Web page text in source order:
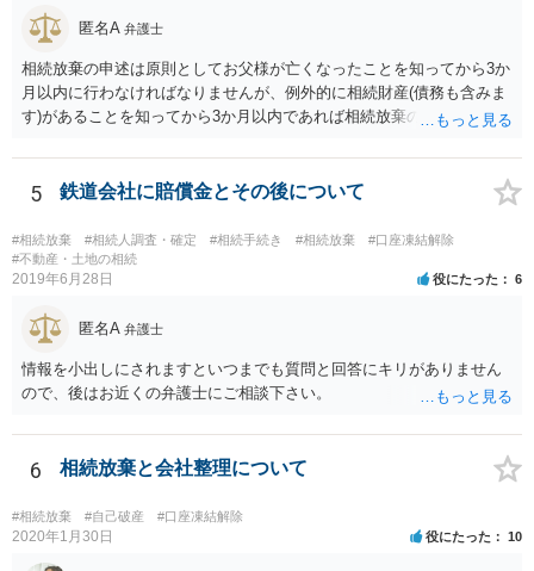
匿名A 弁護士
相続放棄の申述は原則としてお父様が亡くなったことを知ってから3か
月以内に行わなければなりませんが、例外的に相続財産(債務も含みま
す)があることを知ってから3か月以内であれば相続放棄の申述が認め
したら、早急に家裁に行って相続放棄の申述をしたい旨告げて必要な
書類を提出されることをおすすめいたします。 なお、お父様の債務が
他にもあるかもしれないというリスクを考えますと、相続放棄の申述
にあたっては、法テラスの無料相談等を利用して弁護士に相談するこ
とも十分考えられるかと存じます。また、ご記載いただいた事実関係
を拝見するかぎり、再婚相手のかたは既に相続放棄をされている可能
5 鉄道会社に賠償金とその後について
#相続放棄 #相続人調査・確定 #相続手続き #相続放棄
#口座凍結解除
#不動産・土地の相続
2019年6月28日 役にたった 6
匿名A 弁護士
情報を小出しにされますといつまでも質問と回答にキリがありません
ので、後はお近くの弁護士にご相談下さい。
6 相続放棄と会社整理について
#相続放棄 #自己破産 #口座凍結解除
2020年1月30日 役にたった 10